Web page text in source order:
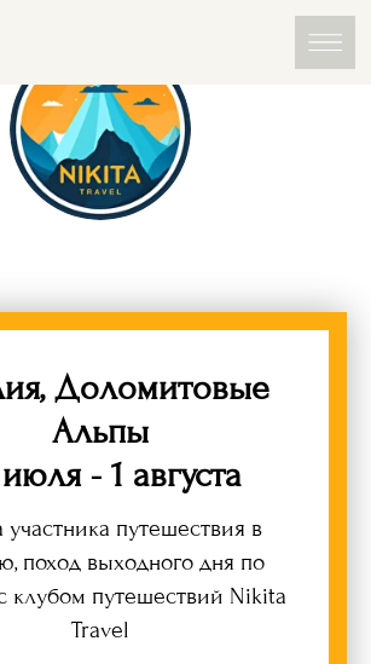
Доломитовые
Альпы
- 1 августа
путешествия в
поход выходного дня по
клубом путешествий Nikita
Travel